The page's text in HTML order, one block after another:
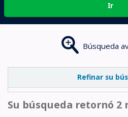
Ir
Búsqueda
Refinar su
Su búsqueda retornó 2